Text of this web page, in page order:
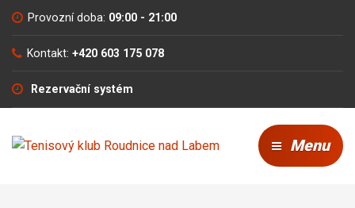
Provozní doba: 09:00 - 21:00
Kontakt: +420 603 175 078
Rezervační systém
Menu